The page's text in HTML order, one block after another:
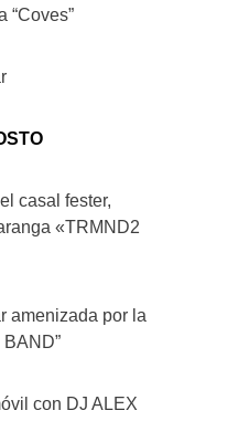
“Coves”
casal fester,
«TRMND2
amenizada por la
con DJ ALEX